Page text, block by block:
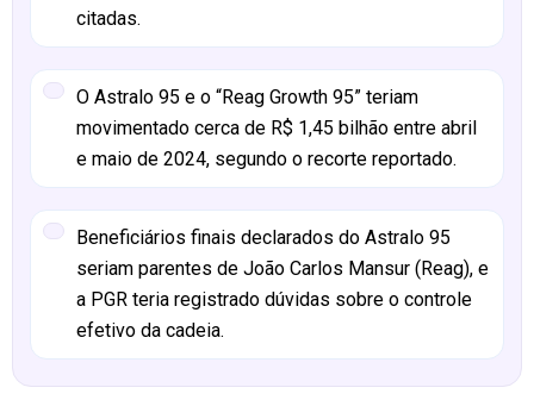
citadas.
O Astralo 95 e o “Reag Growth 95” teriam
movimentado cerca de R$ 1,45 bilhão entre abril
e maio de 2024, segundo o recorte reportado.
Beneficiários finais declarados do Astralo 95
seriam parentes de João Carlos Mansur (Reag), e
a PGR teria registrado dúvidas sobre o controle
efetivo da cadeia.